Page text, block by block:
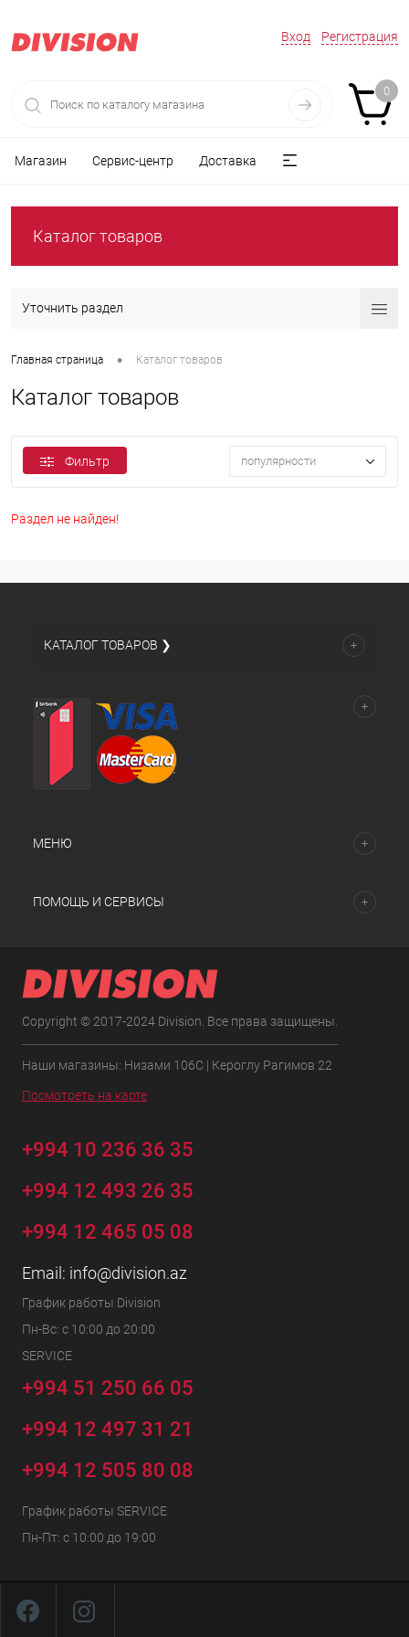
Вход Регистрация
0
Магазин Сервис-центр Доставка
Каталог товаров
Уточнить раздел
Главная страница • Каталог товаров
Каталог товаров
Фильтр популярности
Раздел не найден!
КАТАЛОГ ТОВАРОВ ❯
МЕНЮ
ПОМОЩЬ И СЕРВИСЫ
Copyright © 2017-2024 Division. Все права защищены.
Наши магазины: Низами 106C | Кероглу Рагимов 22
Посмотреть на карте
+994 10 236 36 35
+994 12 493 26 35
+994 12 465 05 08
Email: info@division.az
График работы Division
Пн-Вс: с 10:00 до 20:00
SERVICE
+994 51 250 66 05
+994 12 497 31 21
+994 12 505 80 08
График работы SERVICE
Пн-Пт: с 10:00 до 19:00